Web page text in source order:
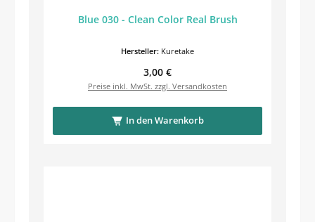
Blue 030 - Clean Color Real Brush
Hersteller: Kuretake
Regulärer Preis:
3,00 €
Preise inkl. MwSt. zzgl. Versandkosten
In den Warenkorb